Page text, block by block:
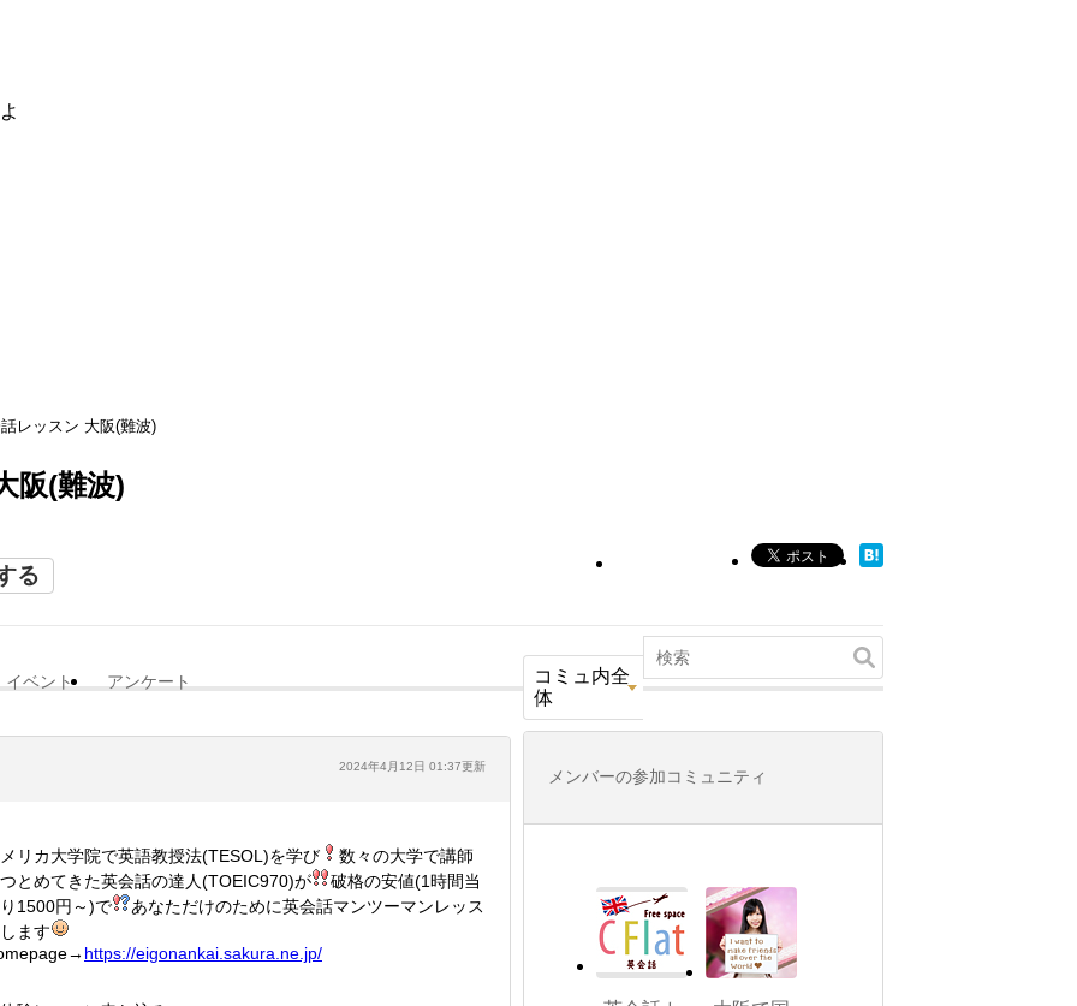
レッスン 大阪(難波)
阪(難波)
る
イベント アンケート
コミュ内全
体
2024年4月12日 01:37更新
リカ大学院で英語教授法(TESOL)を学び
数々の大学で講師
とめてきた英会話の達人(TOEIC970)が
破格の安値(1時間当
1500円～)で
あなただけのために英会話マンツーマンレッス
ます
https://eigonankai.sakura.ne .jp/
メンバーの参加コミュニティ